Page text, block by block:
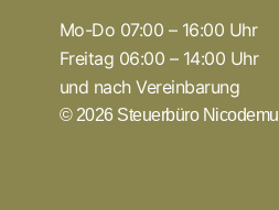
Mo-Do 07:00 – 16:00 Uhr
Freitag 06:00 – 14:00 Uhr
und nach Vereinbarung
© 2026 Steuerbüro